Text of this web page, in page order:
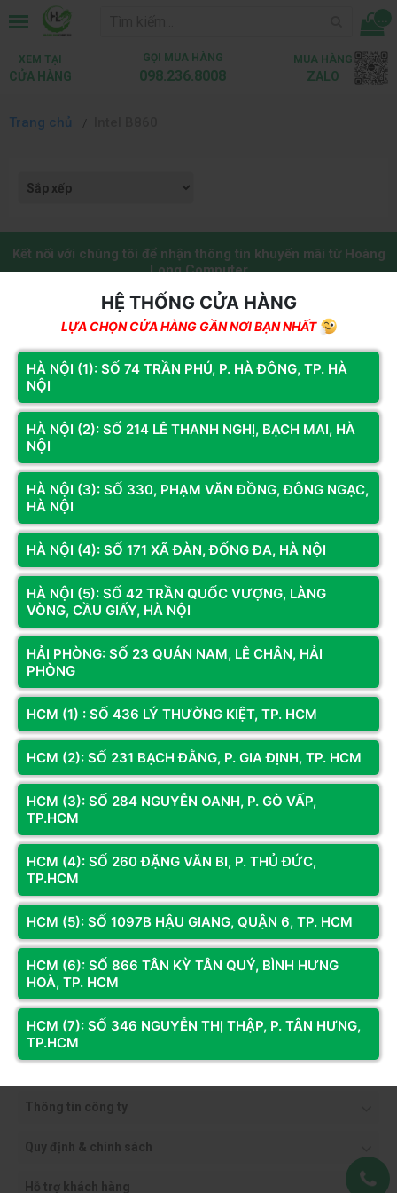
...
XEM TẠI
CỬA HÀNG
GỌI MUA HÀNG
098.236.8008
MUA HÀNG
ZALO
Trang chủ
Kết nối với chúng tôi để nhận thông tin khuyến mãi từ Hoàng
Long Computer
HỆ THỐNG CỬA HÀNG
CƠ SỞ
Địa chỉ: Số 74 Trần Phú, P. Hà
Đông, TP. Hà Nội
Hotline:098.236.8008
Bản đồ chỉ dẫn
CƠ SỞ 3
Đông Ngạc, Hà Nội
Hotline:0833.921.922 -
0374.120.130
Bản đồ chỉ dẫn
KÊNH THÔNG TIN
Fanpage
Youtube
Thông tin công ty
Quy định & chính sách
Hỗ trợ khách hàng
HỆ THỐNG CỬA HÀNG
LỰA CHỌN CỬA HÀNG GẦN NƠI BẠN NHẤT
HÀ NỘI (1): SỐ 74 TRẦN PHÚ, P. HÀ ĐÔNG, TP. HÀ
NỘI
HÀ NỘI (2): SỐ 214 LÊ THANH NGHỊ, BẠCH MAI, HÀ
NỘI
HÀ NỘI (3): SỐ 330, PHẠM VĂN ĐỒNG, ĐÔNG NGẠC,
HÀ NỘI
HÀ NỘI (4): SỐ 171 XÃ ĐÀN, ĐỐNG ĐA, HÀ NỘI
HÀ NỘI (5): SỐ 42 TRẦN QUỐC VƯỢNG, LÀNG
VÒNG, CẦU GIẤY, HÀ NỘI
HẢI PHÒNG: SỐ 23 QUÁN NAM, LÊ CHÂN, HẢI
PHÒNG
HCM (1) : SỐ 436 LÝ THƯỜNG KIỆT, TP. HCM
HCM (2): SỐ 231 BẠCH ĐẰNG, P. GIA ĐỊNH, TP. HCM
HCM (3): SỐ 284 NGUYỄN OANH, P. GÒ VẤP,
TP.HCM
HCM (4): SỐ 260 ĐẶNG VĂN BI, P. THỦ ĐỨC,
TP.HCM
HCM (5): SỐ 1097B HẬU GIANG, QUẬN 6, TP. HCM
HCM (6): SỐ 866 TÂN KỲ TÂN QUÝ, BÌNH HƯNG
HOÀ, TP. HCM
HCM (7): SỐ 346 NGUYỄN THỊ THẬP, P. TÂN HƯNG,
TP.HCM